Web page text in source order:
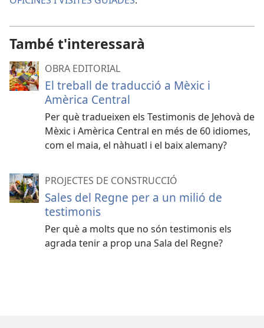
També t'interessarà
OBRA EDITORIAL
El treball de traducció a Mèxic i
Amèrica Central
Per què tradueixen els Testimonis de Jehovà de
Mèxic i Amèrica Central en més de 60 idiomes,
com el maia, el nàhuatl i el baix alemany?
PROJECTES DE CONSTRUCCIÓ
Sales del Regne per a un milió de
testimonis
Per què a molts que no són testimonis els
agrada tenir a prop una Sala del Regne?